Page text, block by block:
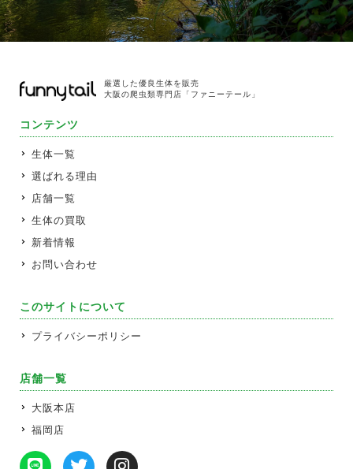
厳選した優良生体を販売
大阪の爬虫類専門店「ファニーテール」
コンテンツ
生体一覧
選ばれる理由
店舗一覧
生体の買取
新着情報
お問い合わせ
このサイトについて
プライバシーポリシー
店舗一覧
大阪本店
福岡店